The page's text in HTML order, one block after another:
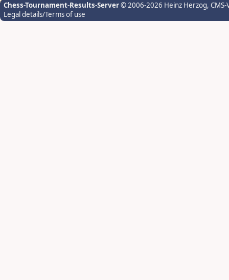
Chess-Tournament-Results-Server© 2006-2026 Heinz Herzog,
Legal details/Terms of use